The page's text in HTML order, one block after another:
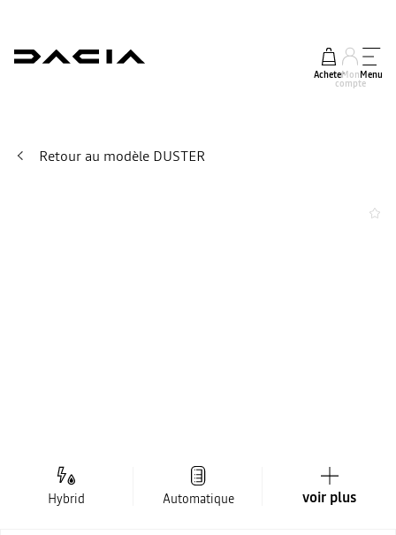
AcheterMon
compte
Menu
Retour au modèle DUSTER
Hybrid Automatique voir plus